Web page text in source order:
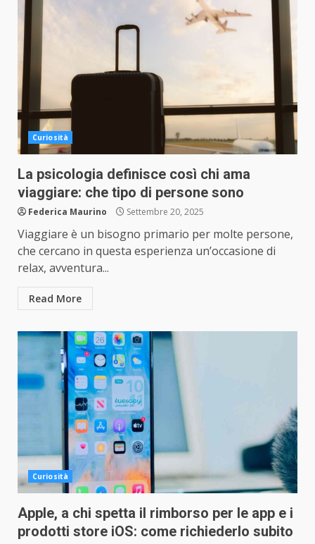
Curiosità
La psicologia definisce così chi ama
viaggiare: che tipo di persone sono
Federica Maurino Settembre 20, 2025
Viaggiare è un bisogno primario per molte persone,
che cercano in questa esperienza un’occasione di
relax, avventura...
Read More
Curiosità
Apple, a chi spetta il rimborso per le app e i
prodotti store iOS: come richiederlo subito